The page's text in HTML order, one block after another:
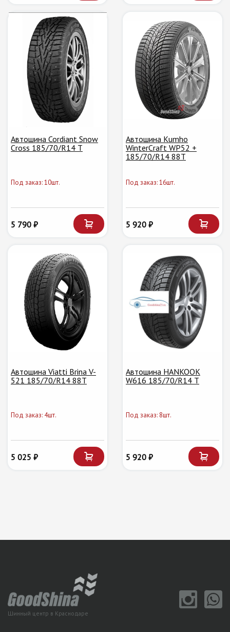
Автошина Cordiant Snow
Cross 185/70/R14 T
Под заказ: 10шт.
5 790 ₽
Автошина Kumho
WinterCraft WP52 +
185/70/R14 88T
Под заказ: 16шт.
5 920 ₽
Автошина Viatti Brina V-
521 185/70/R14 88T
Под заказ: 4шт.
5 025 ₽
Автошина HANKOOK
W616 185/70/R14 T
Под заказ: 8шт.
5 920 ₽
Шинный центр в Краснодаре